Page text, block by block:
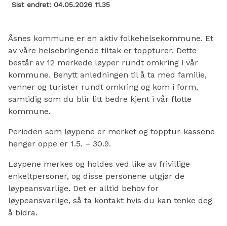
Sist endret 04.05.2026 11.35
Åsnes kommune er en aktiv folkehelsekommune. Et
av våre helsebringende tiltak er toppturer. Dette
består av 12 merkede løyper rundt omkring i vår
kommune. Benytt anledningen til å ta med familie,
venner og turister rundt omkring og kom i form,
samtidig som du blir litt bedre kjent i vår flotte
kommune.
Perioden som løypene er merket og topptur-kassene
henger oppe er 1.5. – 30.9.
Løypene merkes og holdes ved like av frivillige
enkeltpersoner, og disse personene utgjør de
løypeansvarlige. Det er alltid behov for
løypeansvarlige, så ta kontakt hvis du kan tenke deg
å bidra.